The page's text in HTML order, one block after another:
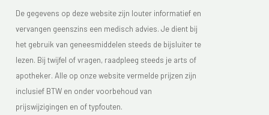
De gegevens op deze website zijn louter informatief en
vervangen geenszins een medisch advies. Je dient bij
het gebruik van geneesmiddelen steeds de bijsluiter te
lezen. Bij twijfel of vragen, raadpleeg steeds je arts of
apotheker. Alle op onze website vermelde prijzen zijn
inclusief BTW en onder voorbehoud van
prijswijzigingen en of typfouten.